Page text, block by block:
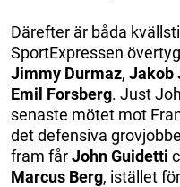
Därefter är båda
SportExpressen
Jimmy Durmaz, Jakob
Emil Forsberg. Just
senaste mötet mot
det defensiva
fram fårJohn Guidetti
Marcus Berg, istället för